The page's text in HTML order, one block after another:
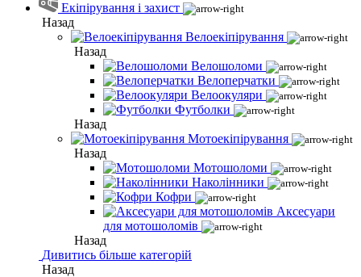
Екіпірування і захист
Назад
Велоекіпірування
Назад
Велошоломи
Велоперчатки
Велоокуляри
Футболки
Назад
Мотоекіпірування
Назад
Мотошоломи
Наколінники
Кофри
Аксесуари
для мотошоломів
Назад
Дивитись більше категорій
Назад